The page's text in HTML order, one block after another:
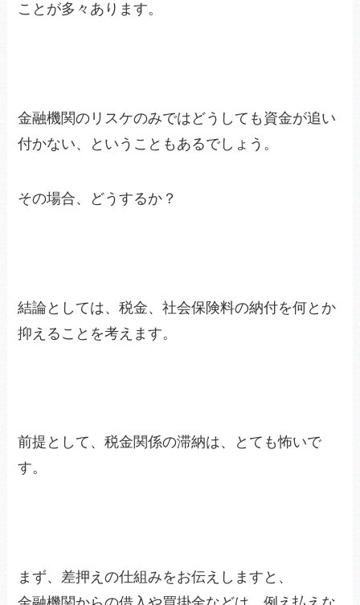
ことが多々あります。
金融機関のリスケのみではどうしても資金が追い
付かない、ということもあるでしょう。
その場合、どうするか？
結論としては、税金、社会保険料の納付を何とか
抑えることを考えます。
前提として、税金関係の滞納は、とても怖いで
す。
まず、差押えの仕組みをお伝えしますと、